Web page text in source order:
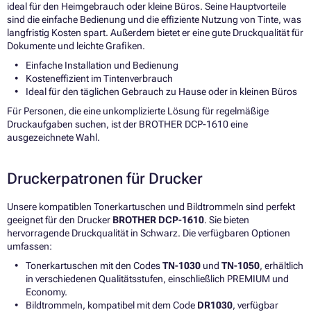
ideal für den Heimgebrauch oder kleine Büros. Seine Hauptvorteile
sind die einfache Bedienung und die effiziente Nutzung von Tinte, was
langfristig Kosten spart. Außerdem bietet er eine gute Druckqualität für
Dokumente und leichte Grafiken.
Einfache Installation und Bedienung
Kosteneffizient im Tintenverbrauch
Ideal für den täglichen Gebrauch zu Hause oder in kleinen Büros
Für Personen, die eine unkomplizierte Lösung für regelmäßige
Druckaufgaben suchen, ist der BROTHER DCP-1610 eine
ausgezeichnete Wahl.
Druckerpatronen für Drucker
Unsere kompatiblen Tonerkartuschen und Bildtrommeln sind perfekt
geeignet für den Drucker BROTHER DCP-1610. Sie bieten
hervorragende Druckqualität in Schwarz. Die verfügbaren Optionen
umfassen:
Tonerkartuschen mit den CodesTN-1030 und TN-1050, erhältlich
in verschiedenen Qualitätsstufen, einschließlich PREMIUM und
Economy.
Bildtrommeln, kompatibel mit dem Code DR1030, verfügbar